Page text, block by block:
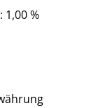
1,00 %